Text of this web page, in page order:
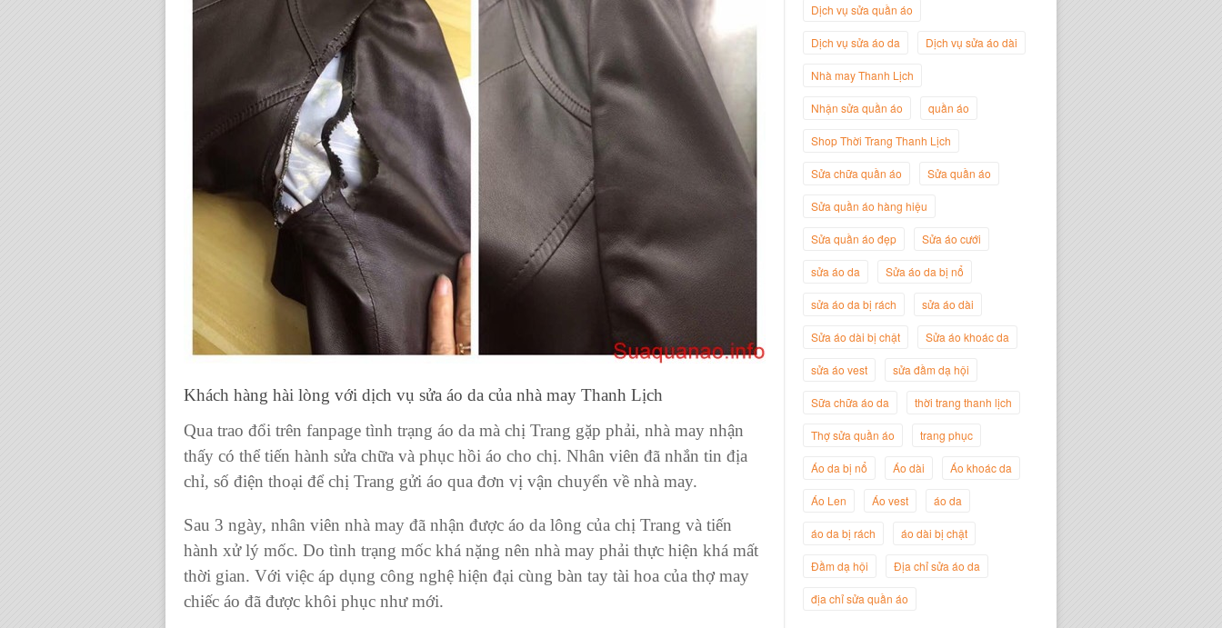
Khách hàng hài lòng với dịch vụ sửa áo da của nhà may Thanh Lịch
Qua trao đổi trên fanpage tình trạng áo da mà chị Trang gặp phải, nhà may nhận
thấy có thể tiến hành sửa chữa và phục hồi áo cho chị. Nhân viên đã nhắn tin địa
chỉ, số điện thoại để chị Trang gửi áo qua đơn vị vận chuyển về nhà may.
Sau 3 ngày, nhân viên nhà may đã nhận được áo da lông của chị Trang và tiến
hành xử lý mốc. Do tình trạng mốc khá nặng nên nhà may phải thực hiện khá mất
thời gian. Với việc áp dụng công nghệ hiện đại cùng bàn tay tài hoa của thợ may
chiếc áo đã được khôi phục như mới.
Nguyễn Minh Đức
Giám Đốc Công ty Cây Xanh Gia
Nguyễn Đắc Định
Dịch vụ sửa quần áo
Dịch vụ sửa áo da Dịch vụ sửa áo dài
Nhà may Thanh Lịch
Nhận sửa quần áo quần áo
Shop Thời Trang Thanh Lịch
Sửa chữa quần áo Sửa quần áo
Sửa quần áo hàng hiệu
Sửa quần áo đẹp Sửa áo cưới
sửa áo da Sửa áo da bị nổ
sửa áo da bị rách sửa áo dài
Sửa áo dài bị chật Sửa áo khoác da
sửa áo vest sửa đầm dạ hội
Sữa chữa áo da thời trang thanh lịch
Thợ sửa quần áo trang phục
Áo da bị nổ Áo dài Áo khoác da
Áo Len Áo vest áo da
áo da bị rách áo dài bị chật
Đầm dạ hội Địa chỉ sửa áo da
địa chỉ sửa quần áo